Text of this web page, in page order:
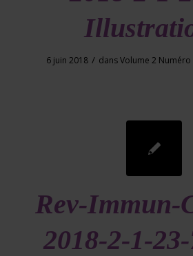
6 juin 2018 / dansVolume 2 Numéro
Rev-Immun-
2018-2-1-